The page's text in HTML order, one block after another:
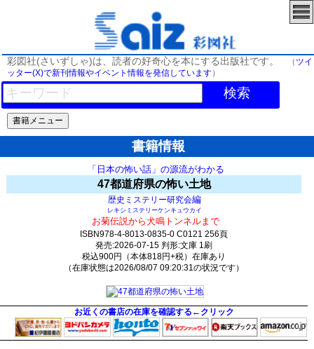
彩図社(さいずしゃ)は、読者の好奇心を本にする出版社です。 （ ツイ
ッター(X)で新刊情報やイベント情報を発信しています）
検索
書籍情報
「日本の怖い話」の源流がわかる
47都道府県の怖い土地
歴史ミステリー研究会編
レキシミステリーケンキュウカイ
お菊伝説から犬鳴トンネルまで
ISBN978-4-8013-0835-0 C0121 256頁
発売:2026-07-15 判形:文庫 1刷
税込900円（本体818円+税）在庫あり
（在庫状態は2026/08/07 09:20:31の状況です）
お近くの書店の在庫を確認する←クリック